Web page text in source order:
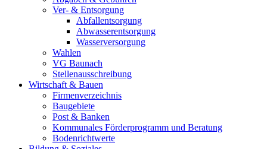
Ver- & Entsorgung
Abfallentsorgung
Abwasserentsorgung
Wasserversorgung
Wahlen
VG Baunach
Stellenausschreibung
Wirtschaft & Bauen
Firmenverzeichnis
Baugebiete
Post & Banken
Kommunales Förderprogramm und Beratung
Bodenrichtwerte